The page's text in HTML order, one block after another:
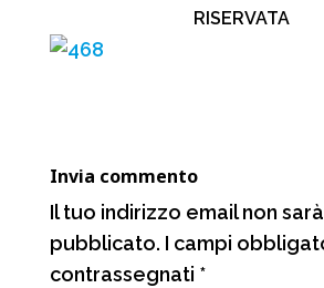
b
RISERVATA
Invia commento
Il tuo indirizzo email non sarà
pubblicato. I campi
contrassegnati *